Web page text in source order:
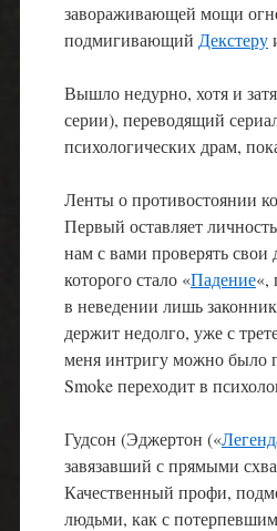
завораживающей мощи
подмигивающий Декстеру
Вышло недурно, хотя и
серии), переводящий
психологических драм,
Ленты о противостоянии
Первый оставляет
нам с вами проверять
которого стало «Падение«,
в неведении лишь
держит недолго, уже с
меня интригу можно было
Smoke переходит в
Гудсон (Эджертон («
завязавший с прямыми
Качественный профи,
людьми, как с